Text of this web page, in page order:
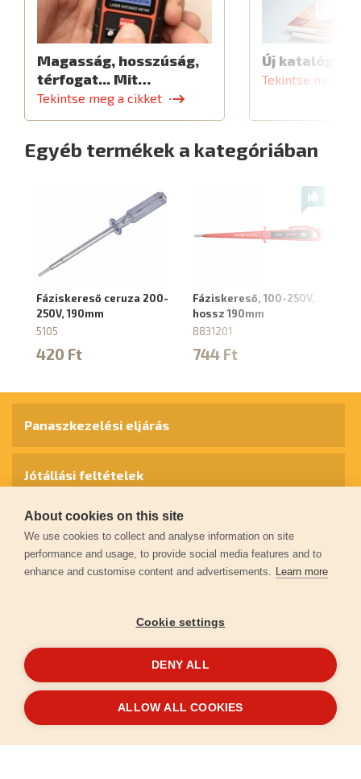
Magasság, hosszúság,
térfogat... Mit…
Tekintse meg a cikket
Új katalógus
Tekintse meg a
Egyéb termékek a kategóriában
Fáziskereső ceruza 200-
250V, 190mm
5105
420 Ft
Fáziskereső, 100-250V,
hossz 190mm
8831201
744 Ft
© 2026extol.hu- Minden jog fenntartva
Panaszkezelési eljárás
Jótállási feltételek
Személyes adatok védelme
Kapcsolat
Garancia regisztráció
LétrehoztaFEO
About cookies on this site
We use cookies to collect and analyse information on site
performance and usage, to provide social media features and to
enhance and customise content and advertisements. Learn more
Cookie settings
DENY ALL
ALLOW ALL COOKIES